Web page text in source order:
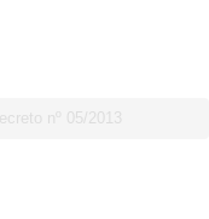
nº 05/2013